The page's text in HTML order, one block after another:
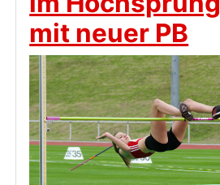
mit neuer PB